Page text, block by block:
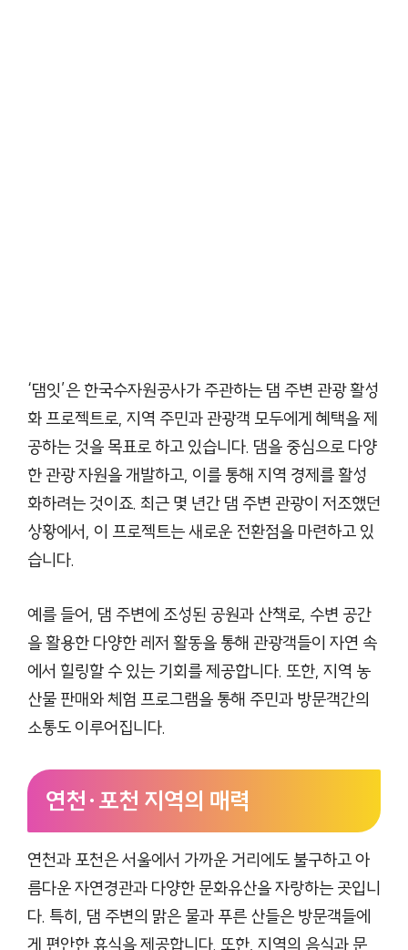
‘댐잇’은 한국수자원공사가 주관하는 댐 주변 관광 활성
화 프로젝트로, 지역 주민과 관광객 모두에게 혜택을 제
공하는 것을 목표로 하고 있습니다. 댐을 중심으로 다양
한 관광 자원을 개발하고, 이를 통해 지역 경제를 활성
화하려는 것이죠. 최근 몇 년간 댐 주변 관광이 저조했던
상황에서, 이 프로젝트는 새로운 전환점을 마련하고 있
습니다.
예를 들어, 댐 주변에 조성된 공원과 산책로, 수변 공간
을 활용한 다양한 레저 활동을 통해 관광객들이 자연 속
에서 힐링할 수 있는 기회를 제공합니다. 또한, 지역 농
산물 판매와 체험 프로그램을 통해 주민과 방문객간의
소통도 이루어집니다.
연천·포천 지역의 매력
연천과 포천은 서울에서 가까운 거리에도 불구하고 아
름다운 자연경관과 다양한 문화유산을 자랑하는 곳입니
다. 특히, 댐 주변의 맑은 물과 푸른 산들은 방문객들에
게 편안한 휴식을 제공합니다. 또한, 지역의 음식과 문